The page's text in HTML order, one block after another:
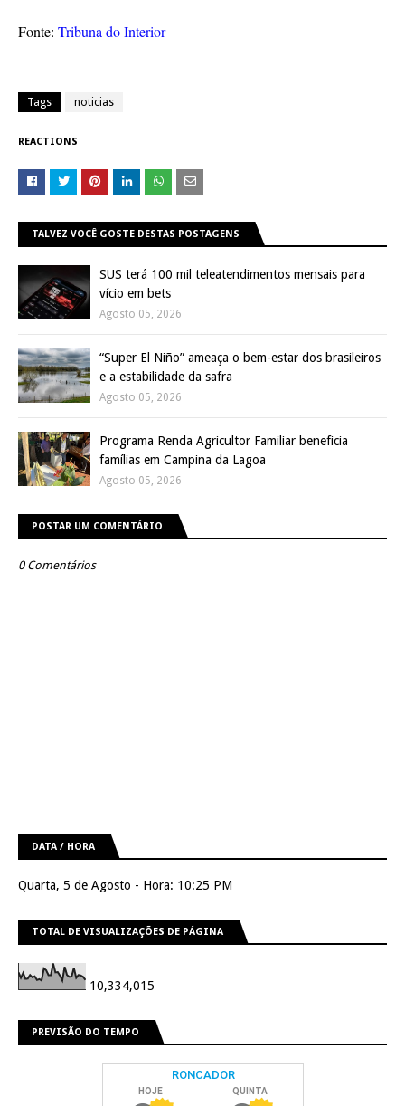
Fonte: Tribuna do Interior
Tags noticias
REACTIONS
TALVEZ VOCÊ GOSTE DESTAS POSTAGENS
SUS terá 100 mil teleatendimentos mensais para
vício em bets
Agosto 05, 2026
“Super El Niño” ameaça o bem-estar dos brasileiros
e a estabilidade da safra
Agosto 05, 2026
Programa Renda Agricultor Familiar beneficia
famílias em Campina da Lagoa
Agosto 05, 2026
POSTAR UM COMENTÁRIO
0 Comentários
DATA / HORA
Quarta, 5 de Agosto - Hora: 10:25 PM
TOTAL DE VISUALIZAÇÕES DE PÁGINA
10,334,015
PREVISÃO DO TEMPO